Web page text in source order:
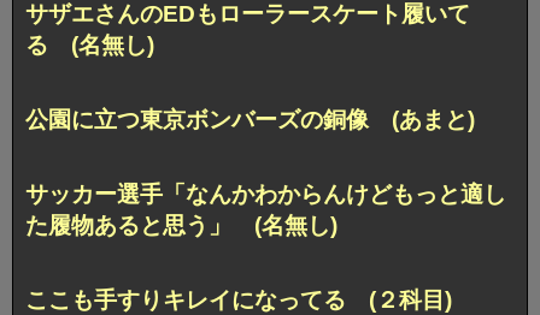
サザエさんのEDもローラースケート履いて
る (名無し)
公園に立つ東京ボンバーズの銅像 (あまと)
サッカー選手「なんかわからんけどもっと適し
た履物あると思う」 (名無し)
ここも手すりキレイになってる (２科目)